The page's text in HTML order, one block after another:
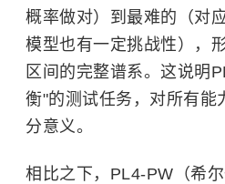
概率做对）到最难的（对
模型也有一定挑战性），
区间的完整谱系。这说明
衡"的测试任务，对所有能
分意义。
相比之下，PL4-PW（希尔